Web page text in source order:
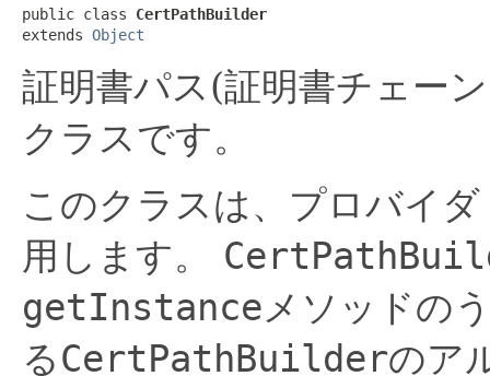
public class CertPathBuilder
extends Object
証明書パス(証明書チェー
クラスです。
このクラスは、プロバイ
用します。
getInstanceメソッドの
るCertPathBuilderのア